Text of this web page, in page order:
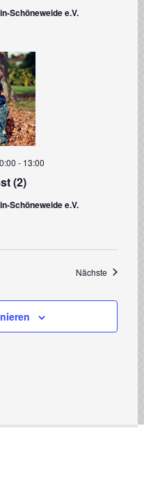
Schöneweide e.V.
(2)
- 13:00
Schöneweide e.V.
Nächste